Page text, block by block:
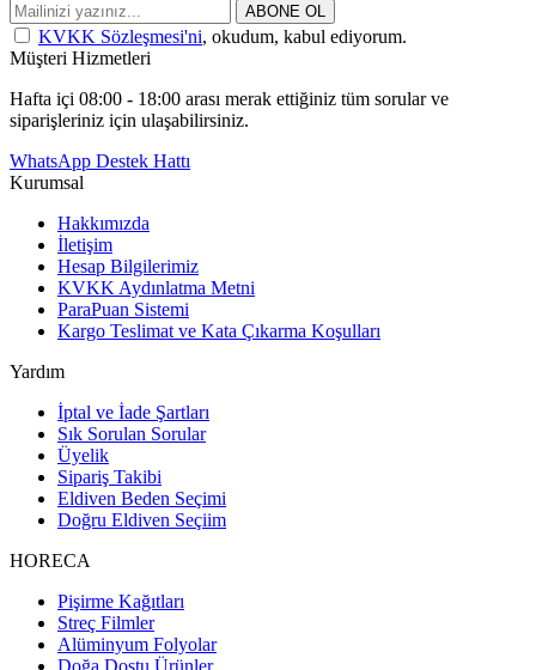
ABONE OL
KVKK Sözleşmesi'ni, okudum, kabul ediyorum.
Müşteri Hizmetleri
Hafta içi 08:00 - 18:00 arası merak ettiğiniz tüm sorular ve
siparişleriniz için ulaşabilirsiniz.
WhatsApp Destek Hattı
Kurumsal
Hakkımızda
İletişim
Hesap Bilgilerimiz
KVKK Aydınlatma Metni
ParaPuan Sistemi
Kargo Teslimat ve Kata Çıkarma Koşulları
Yardım
İptal ve İade Şartları
Sık Sorulan Sorular
Üyelik
Sipariş Takibi
Eldiven Beden Seçimi
Doğru Eldiven Seçiim
HORECA
Pişirme Kağıtları
Streç Filmler
Alüminyum Folyolar
Doğa Dostu Ürünler